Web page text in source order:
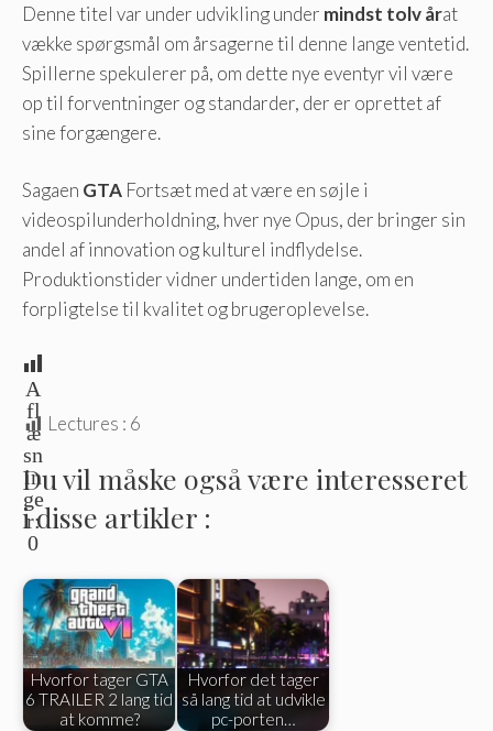
Denne titel var under udvikling under mindst tolv årat
vække spørgsmål om årsagerne til denne lange ventetid.
Spillerne spekulerer på, om dette nye eventyr vil være
op til forventninger og standarder, der er oprettet af
sine forgængere.
Sagaen GTA Fortsæt med at være en søjle i
videospilunderholdning, hver nye Opus, der bringer sin
andel af innovation og kulturel indflydelse.
Produktionstider vidner undertiden lange, om en
forpligtelse til kvalitet og brugeroplevelse.
A
fl
æ
sn
in
ge
r:
0
Lectures : 6
Du vil måske også være interesseret
i disse artikler :
Hvorfor tager GTA
6 TRAILER 2 lang tid
at komme?
Hvorfor det tager
så lang tid at udvikle
pc-porten…